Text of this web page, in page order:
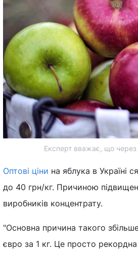
Експерт вважає, що через
Оптові ціни на яблука в Україні
до 40 грн/кг. Причиною
виробників концентрату.
"Основна причина такого
євро за 1 кг. Це просто